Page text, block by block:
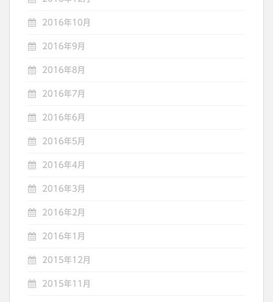
2016年10月
2016年9月
2016年8月
2016年7月
2016年6月
2016年5月
2016年4月
2016年3月
2016年2月
2016年1月
2015年12月
2015年11月